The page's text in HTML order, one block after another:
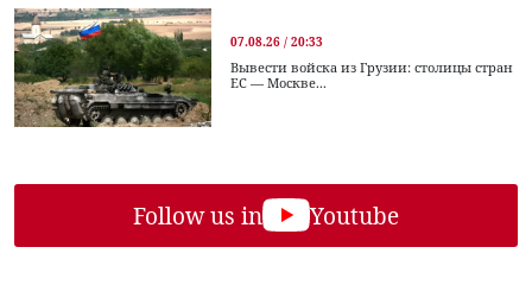
07.08.26 / 20:33
Вывести войска из Грузии: столицы стран
ЕС — Москве...
Follow us in Youtube